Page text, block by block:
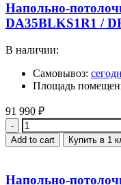
Напольно-
DA35BLKS1R1 /
В наличии:
Самовывоз:
Площадь
91 990 ₽
Quantity
Add to cart Купить в 1
Напольно-